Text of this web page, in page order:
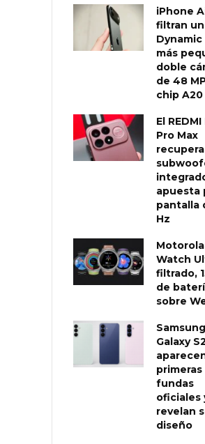
iPhone
filtran
Dynamic
más
doble
de 48
chip A20
El REDMI
Pro Max
apuesta
pantalla
Hz
Motorola
Watch
filtrado,
de
sobre
Samsung
Galaxy
primeras
fundas
oficiales
revelan
diseño